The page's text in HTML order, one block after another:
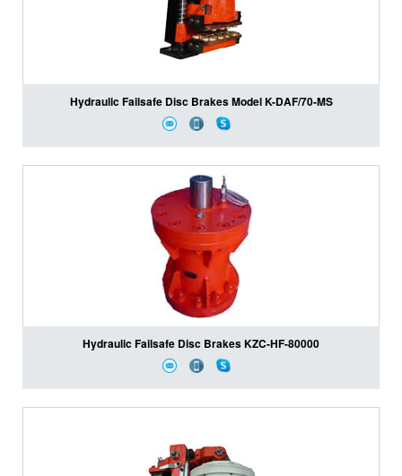
Hydraulic Failsafe Disc Brakes Model K-DAF/70-MS
Hydraulic Failsafe Disc Brakes KZC-HF-80000